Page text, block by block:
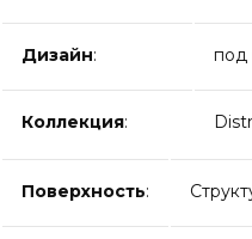
Дизайн: под
Коллекция:
Поверхность: